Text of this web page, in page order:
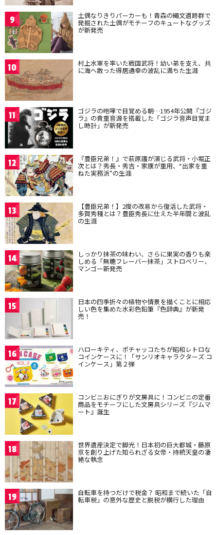
9 土偶なりきりパーカーも！青森の縄文遺跡群で
発掘された土偶がモチーフのキュートなグッズ
が新発売
10 村上水軍を率いた戦国武将！幼い弟を支え、共
に海へ散った得居通幸の波乱に満ちた生涯
11 ゴジラの咆哮で目覚める朝…1954年公開『ゴジ
ラ』の貴重音源を搭載した「ゴジラ音声目覚ま
し時計」が新発売
12 『豊臣兄弟！』で萩原護が演じる武将・小堀正
次とは？秀長・秀吉・家康が重用、“出家を重
ねた実務派”の生涯
13 【豊臣兄弟！】2度の改易から復活した武将・
多賀秀種とは？豊臣秀長に仕えた半年間と波乱
の生涯
14 しっかり抹茶の味わい、さらに果実の香りも楽
しめる「無糖フレーバー抹茶」ストロベリー、
マンゴー新発売
15 日本の四季折々の植物や情景を描くことに相応
しい色を集めた水彩色鉛筆『色辞典』が新発
売！
16 ハローキティ、ポチャッコたちが昭和レトロな
コインケースに！「サンリオキャラクターズ コ
インケース」第２弾
17 コンビニおにぎりが文房具に！コンビニの定番
商品をモチーフにした文房具シリーズ『ジムマ
ート』誕生
18 世界遺産決定で脚光！日本初の巨大都城・藤原
京を創り上げた知られざる女帝・持統天皇の凄
絶な執念
19 自転車を持つだけで税金？ 昭和まで続いた「自
転車税」の意外な歴史と脱税が横行した理由